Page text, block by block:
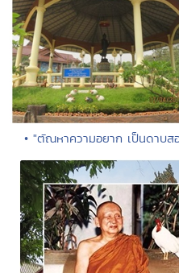
• "ตัณหาความอยาก เป็นดาบ